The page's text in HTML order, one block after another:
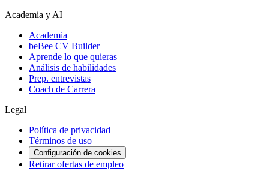
Academia y AI
Academia
beBee CV Builder
Aprende lo que quieras
Análisis de habilidades
Prep. entrevistas
Coach de Carrera
Legal
Política de privacidad
Términos de uso
Configuración de cookies
Retirar ofertas de empleo